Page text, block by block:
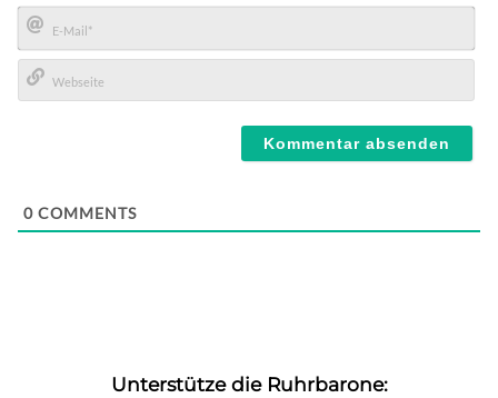
Name*
E-
Mail*
0 COMMENTS
Unterstütze die Ruhrbarone: